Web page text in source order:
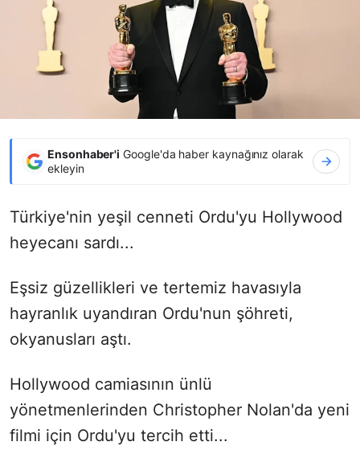
Ensonhaber'i Google'da haber kaynağınız olarak
ekleyin
Türkiye'nin yeşil cenneti Ordu'yu Hollywood
heyecanı sardı...
Eşsiz güzellikleri ve tertemiz havasıyla
hayranlık uyandıran Ordu'nun şöhreti,
okyanusları aştı.
Hollywood camiasının ünlü
yönetmenlerinden Christopher Nolan'da yeni
filmi için Ordu'yu tercih etti...